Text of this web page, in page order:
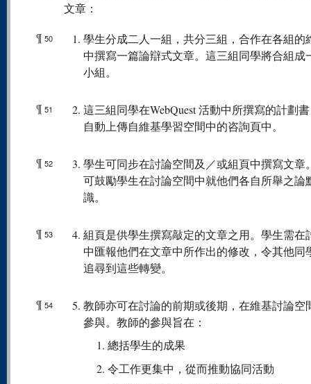
文章：
¶ 50
學生分成二人一組，共分三組，合作在各組的
中撰寫一篇論辯式文章。這三組同學將合組成
小組。
¶ 51
這三組同學在WebQuest 活動中所撰寫的計劃
自動上傳自維基學習空間中的咨詢頁中。
¶ 52
學生可同步在討論空間及／或組頁中撰寫文章
可鼓勵學生在討論空間中就他們各自所舉之論
識。
¶ 53
組頁是供學生撰寫敲定的文章之用。學生需在
中匯報他們在文章中所作出的修改，令其他同
追尋到這些轉變。
¶ 54
教師亦可在討論的前期或後期，在維基討論空
參與。教師的參與旨在：
總括學生的成果
令工作更集中，從而推動協同活動